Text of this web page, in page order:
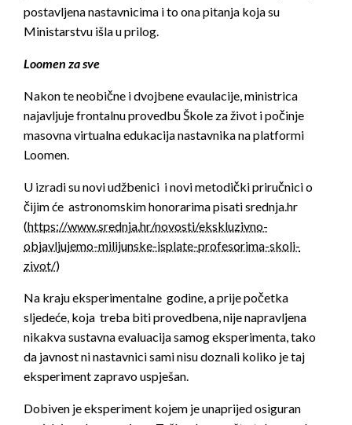
postavljena nastavnicima i to ona pitanja koja su
Ministarstvu išla u prilog.
Loomen za sve
Nakon te neobične i dvojbene evaulacije, ministrica
najavljuje frontalnu provedbu Škole za život i počinje
masovna virtualna edukacija nastavnika na platformi
Loomen.
U izradi su novi udžbenici i novi metodički priručnici o
čijim će astronomskim honorarima pisati srednja.hr
(https://www.srednja.hr/novosti/ekskluzivno-
objavljujemo-milijunske-isplate-profesorima-skoli-
zivot/)
Na kraju eksperimentalne godine, a prije početka
sljedeće, koja treba biti provedbena, nije napravljena
nikakva sustavna evaluacija samog eksperimenta, tako
da javnost ni nastavnici sami nisu doznali koliko je taj
eksperiment zapravo uspješan.
Dobiven je eksperiment kojem je unaprijed osiguran